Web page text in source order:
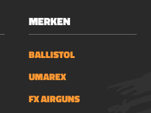
MERKEN
BALLISTOL
UMAREX
FX AIRGUNS